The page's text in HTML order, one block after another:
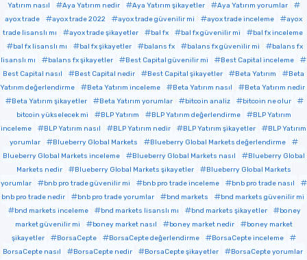
Yatırım nasıl
Aya Yatırım nedir Aya Yatırım şikayetler
Aya Yatırım yorumlar
ayox trade
ayox trade 2022 ayox trade güvenilir mi ayox trade inceleme
ayox
trade lisanslı mı
ayox trade şikayetler bal fx bal fx güvenilir mi
bal fx inceleme
bal fx lisanslı mı
bal fx şikayetler balans fx balans fx güvenilir mi
balans fx
lisanslı mı
balans fx şikayetler Best Capital güvenilir mi
Best Capital inceleme
Best Capital nasıl
Best Capital nedir Best Capital şikayetler Beta Yatırım
Beta
Yatırım değerlendirme
Beta Yatırım inceleme Beta Yatırım nasıl
Beta Yatırım nedir
Beta Yatırım şikayetler
Beta Yatırım yorumlar bitcoin analiz
bitcoin ne olur
bitcoin yükselecek mi
BLP Yatırım BLP Yatırım değerlendirme
BLP Yatırım
inceleme
BLP Yatırım nasıl BLP Yatırım nedir BLP Yatırım şikayetler
BLP Yatırım
yorumlar
Blueberry Global Markets
Blueberry Global Markets değerlendirme
Blueberry Global Markets inceleme
Blueberry Global Markets nasıl
Blueberry Global
Markets nedir
Blueberry Global Markets şikayetler
Blueberry Global Markets
yorumlar
bnb pro trade güvenilir mi bnb pro trade inceleme
bnb pro trade nasıl
bnb pro trade nedir
bnb pro trade yorumlar bnd markets
bnd markets güvenilir mi
bnd markets inceleme
bnd markets lisanslı mı bnd markets şikayetler
boney
market güvenilir mi
boney market nasıl boney market nedir
boney market
şikayetler
BorsaCepte BorsaCepte değerlendirme
BorsaCepte inceleme
BorsaCepte nasıl
BorsaCepte nedir BorsaCepte şikayetler
BorsaCepte yorumlar